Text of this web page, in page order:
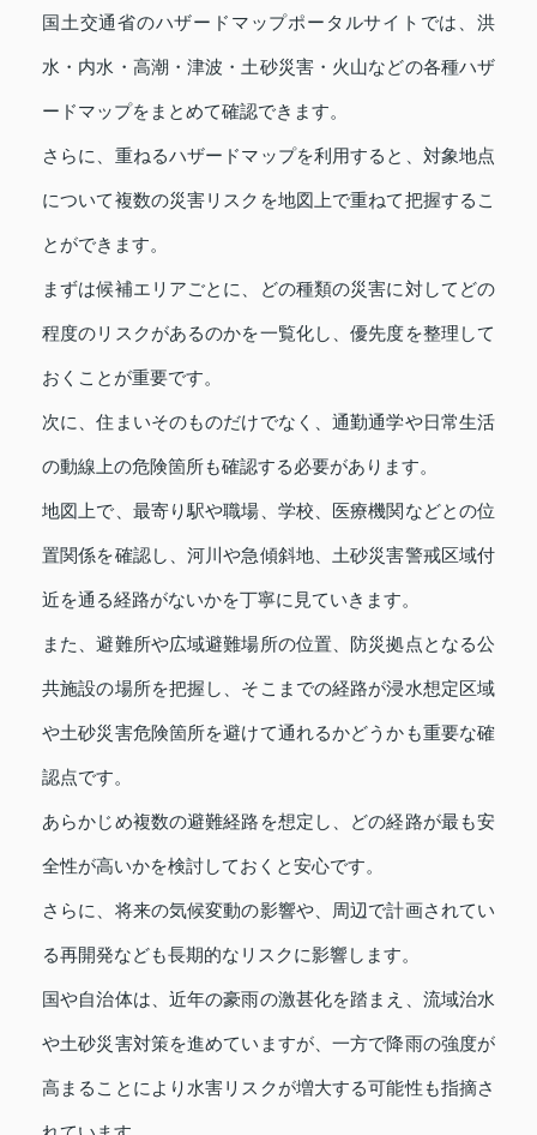
国土交通省のハザードマップポータルサイトでは、洪
水・内水・高潮・津波・土砂災害・火山などの各種ハザ
ードマップをまとめて確認できます。
さらに、重ねるハザードマップを利用すると、対象地点
について複数の災害リスクを地図上で重ねて把握するこ
とができます。
まずは候補エリアごとに、どの種類の災害に対してどの
程度のリスクがあるのかを一覧化し、優先度を整理して
おくことが重要です。
次に、住まいそのものだけでなく、通勤通学や日常生活
の動線上の危険箇所も確認する必要があります。
地図上で、最寄り駅や職場、学校、医療機関などとの位
置関係を確認し、河川や急傾斜地、土砂災害警戒区域付
近を通る経路がないかを丁寧に見ていきます。
また、避難所や広域避難場所の位置、防災拠点となる公
共施設の場所を把握し、そこまでの経路が浸水想定区域
や土砂災害危険箇所を避けて通れるかどうかも重要な確
認点です。
あらかじめ複数の避難経路を想定し、どの経路が最も安
全性が高いかを検討しておくと安心です。
さらに、将来の気候変動の影響や、周辺で計画されてい
る再開発なども長期的なリスクに影響します。
国や自治体は、近年の豪雨の激甚化を踏まえ、流域治水
や土砂災害対策を進めていますが、一方で降雨の強度が
高まることにより水害リスクが増大する可能性も指摘さ